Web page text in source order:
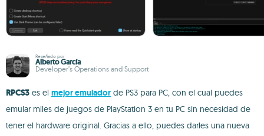
Reseñado por
Alberto García
Developer’s Operations and Support
RPCS3 es el mejor emulador de PS3 para PC, con el cual puedes
emular miles de juegos de PlayStation 3 en tu PC sin necesidad de
tener el hardware original. Gracias a ello, puedes darles una nueva